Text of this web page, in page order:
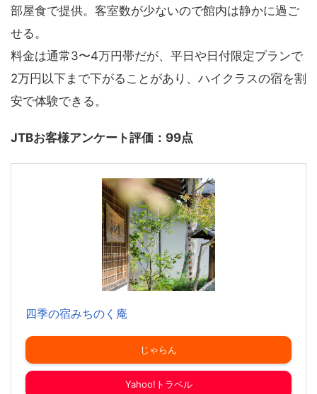
部屋食で提供。客室数が少ないので館内は静かに過ご
せる。
料金は通常3〜4万円帯だが、平日や日付限定プランで
2万円以下まで下がることがあり、ハイクラスの宿を割
安で体験できる。
JTBお客様アンケート評価：99点
四季の宿みちのく庵
じゃらん
Yahoo!トラベル